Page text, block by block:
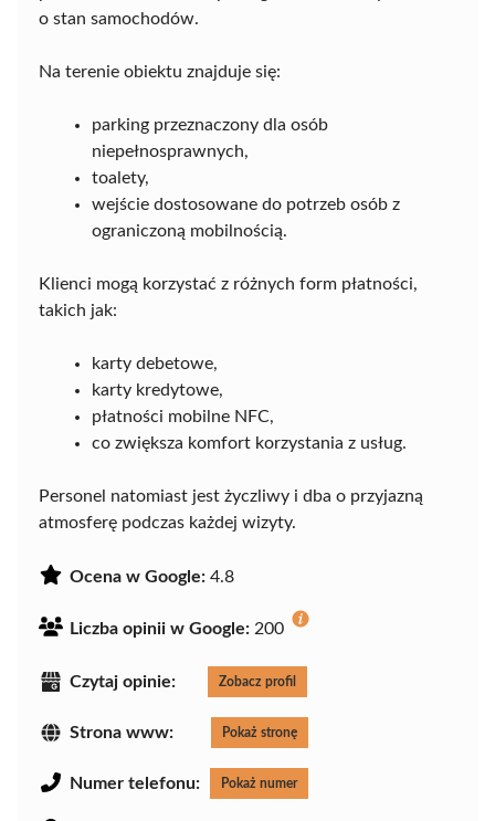
o stan samochodów.
Na terenie obiektu znajduje się:
parking przeznaczony dla osób
niepełnosprawnych,
toalety,
wejście dostosowane do potrzeb osób z
ograniczoną mobilnością.
Klienci mogą korzystać z różnych form płatności,
takich jak:
karty debetowe,
karty kredytowe,
płatności mobilne NFC,
co zwiększa komfort korzystania z usług.
Personel natomiast jest życzliwy i dba o przyjazną
atmosferę podczas każdej wizyty.
Ocena w Google: 4.8
Liczba opinii w Google: 200
Czytaj opinie: Zobacz profil
Strona www: Pokaż stronę
Numer telefonu: Pokaż numer